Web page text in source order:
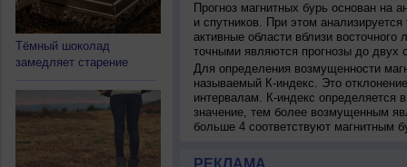
Тёмный шоколад
замедляет старение
Прогноз магнитных бурь основан на
и спутников. При этом
активные области вблизи
точными являются прогнозы до двух
Для определения возмущенности
называемый К-индекс. Это
интервалам. К-индекс определяется
значение, тем более возмущенным
больше 4 соответствуют магнитным
РЕКЛАМА